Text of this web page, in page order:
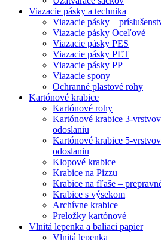
Viazacie pásky a technika
Viazacie pásky –
Viazacie pásky Oceľové
Viazacie pásky PES
Viazacie pásky PET
Viazacie pásky PP
Viazacie spony
Ochranné plastové rohy
Kartónové krabice
Kartónové rohy
Kartónové krabice 3-
odoslaniu
Kartónové krabice 5-
odoslaniu
Klopové krabice
Krabice na Pizzu
Krabice na fľaše –
Krabice s výsekom
Archívne krabice
Preložky kartónové
Vlnitá lepenka a baliaci papier
Vlnitá lepenka